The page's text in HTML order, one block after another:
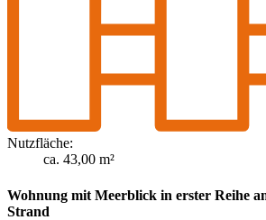
Nutzfläche:
ca. 43,00 m²
Wohnung mit Meerblick in erster Reihe
Strand